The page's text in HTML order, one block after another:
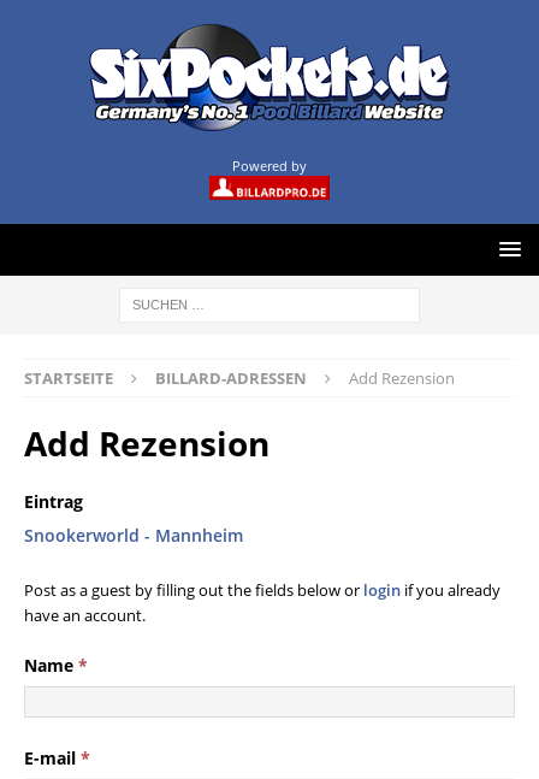
Powered by
STARTSEITE BILLARD-ADRESSEN Add Rezension
Add Rezension
Eintrag
Snookerworld - Mannheim
Post as a guest by filling out the fields below or login if you already
have an account.
Name *
E-mail *